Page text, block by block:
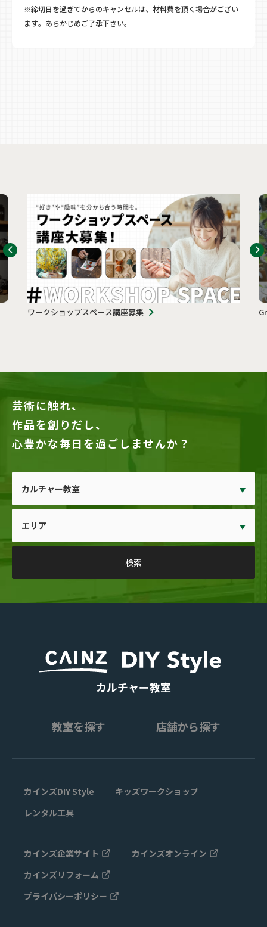
※締切日を過ぎてからのキャンセルは、材料費を頂く場合がござい
ます。あらかじめご了承下さい。
ワークショップスペース講座募集
芸術に触れ、
作品を創りだし、
心豊かな毎日を過ごしませんか？
カルチャー教室
教室を探す 店舗から探す
カインズDIY Style
キッズワークショップ
レンタル工具
カインズ企業サイト
カインズオンライン
カインズリフォーム
プライバシーポリシー